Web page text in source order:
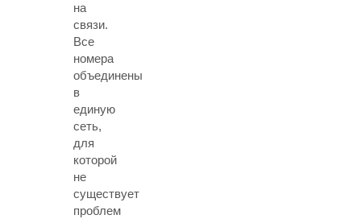
на
связи.
Все
номера
объединены
в
единую
сеть,
для
которой
не
существует
проблем